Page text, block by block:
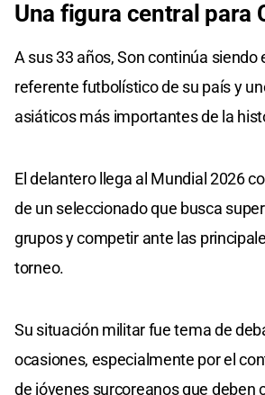
Una figura central para
A sus 33 años, Son continúa siendo
referente futbolístico de su país y
asiáticos más importantes de la
El delantero llega al Mundial 2026
de un seleccionado que busca
grupos y competir ante las
torneo.
Su situación militar fue tema de
ocasiones, especialmente por el
de jóvenes surcoreanos que deben